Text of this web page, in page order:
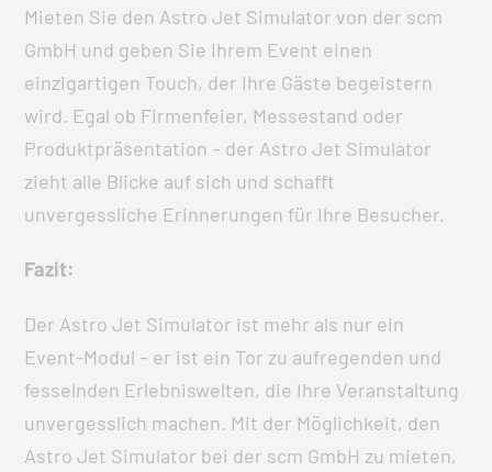
Mieten Sie den Astro Jet Simulator von der scm
GmbH und geben Sie Ihrem Event einen
einzigartigen Touch, der Ihre Gäste begeistern
wird. Egal ob Firmenfeier, Messestand oder
Produktpräsentation – der Astro Jet Simulator
zieht alle Blicke auf sich und schafft
unvergessliche Erinnerungen für Ihre Besucher.
Fazit:
Der Astro Jet Simulator ist mehr als nur ein
Event-Modul – er ist ein Tor zu aufregenden und
fesselnden Erlebniswelten, die Ihre Veranstaltung
unvergesslich machen. Mit der Möglichkeit, den
Astro Jet Simulator bei der scm GmbH zu mieten,